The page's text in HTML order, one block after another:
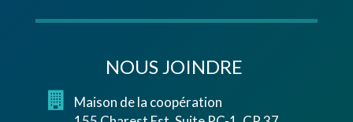
NOUS JOINDRE
Maison de la coopération